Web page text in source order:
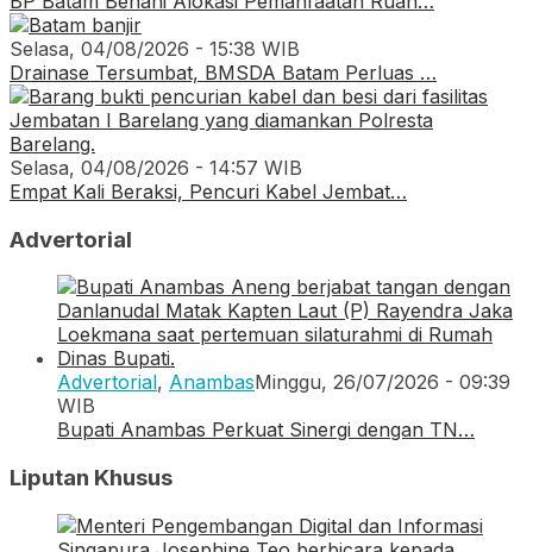
Selasa, 04/08/2026 - 15:38 WIB
Drainase Tersumbat, BMSDA Batam Perluas …
Selasa, 04/08/2026 - 14:57 WIB
Empat Kali Beraksi, Pencuri Kabel Jembat…
Advertorial
Advertorial, AnambasMinggu, 26/07/2026 - 09:39
WIB
Bupati Anambas Perkuat Sinergi dengan TN…
Liputan Khusus